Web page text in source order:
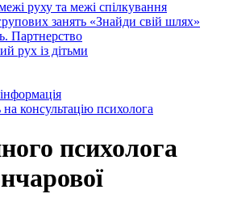
руху та межі спілкування
занять «Знайди свій шлях»
Партнерство
рух із дітьми
на консультацію психолога
психолога